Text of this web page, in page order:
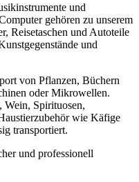
und
gehören zu unserem
Reisetaschen und Autoteile
und
von Pflanzen, Büchern
oder Mikrowellen.
Wein, Spirituosen,
wie Käfige
transportiert.
und professionell